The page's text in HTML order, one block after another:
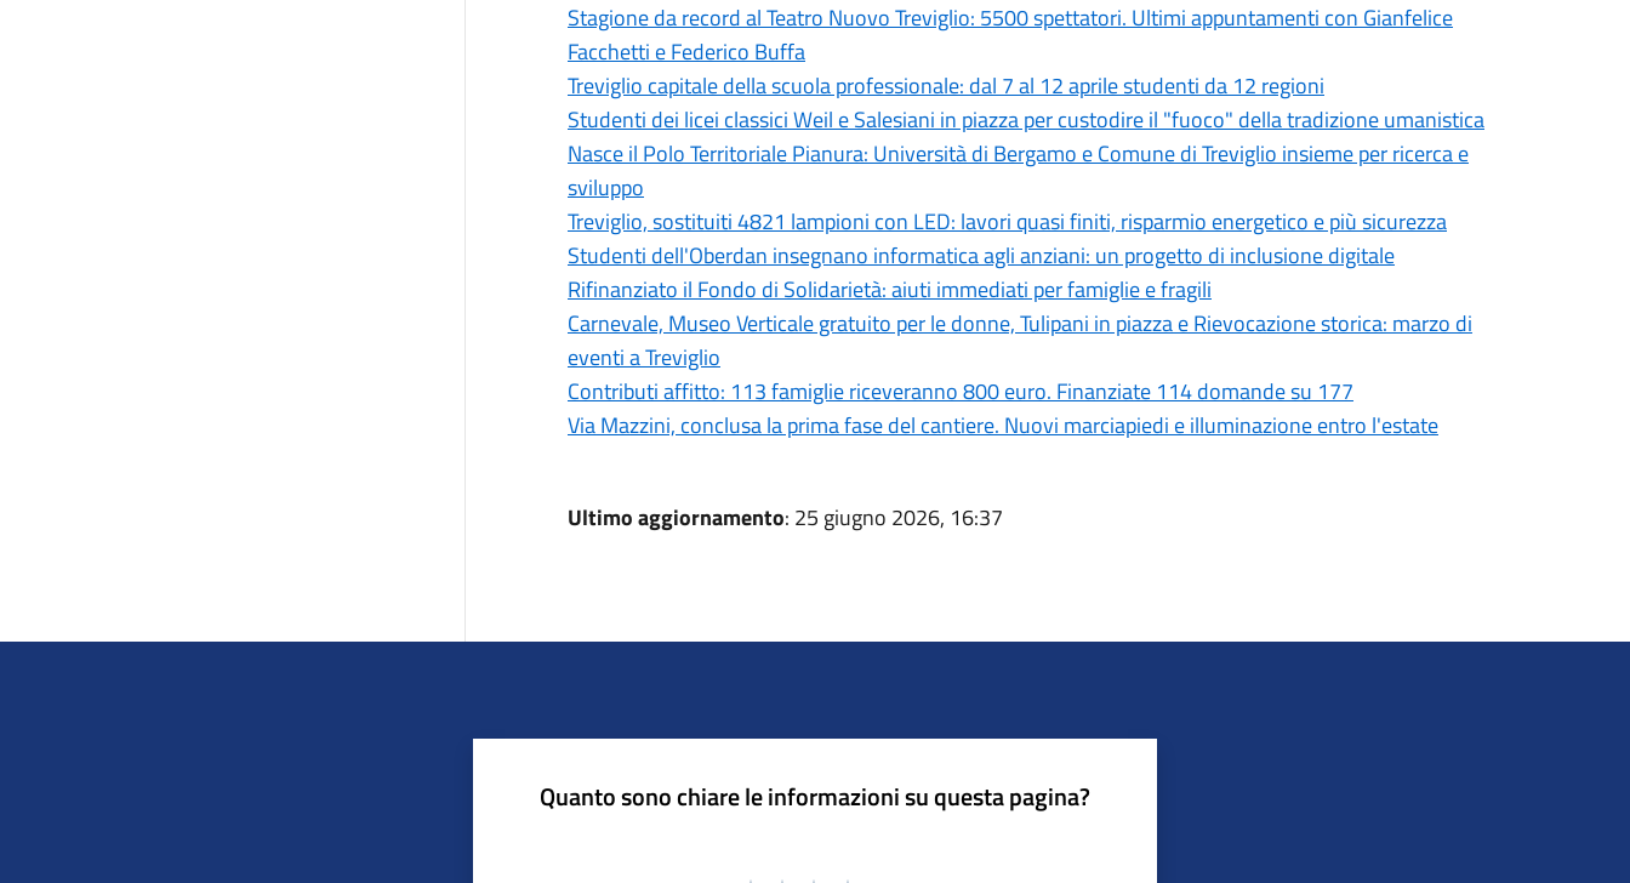
Stagione da record al Teatro Nuovo Treviglio: 5500 spettatori. Ultimi appuntamenti con Gianfelice
Facchetti e Federico Buffa
Treviglio capitale della scuola professionale: dal 7 al 12 aprile studenti da 12 regioni
Studenti dei licei classici Weil e Salesiani in piazza per custodire il "fuoco" della tradizione umanistica
Nasce il Polo Territoriale Pianura: Università di Bergamo e Comune di Treviglio insieme per ricerca e
sviluppo
Treviglio, sostituiti 4821 lampioni con LED: lavori quasi finiti, risparmio energetico e più sicurezza
Studenti dell'Oberdan insegnano informatica agli anziani: un progetto di inclusione digitale
Rifinanziato il Fondo di Solidarietà: aiuti immediati per famiglie e fragili
Carnevale, Museo Verticale gratuito per le donne, Tulipani in piazza e Rievocazione storica: marzo di
eventi a Treviglio
Contributi affitto: 113 famiglie riceveranno 800 euro. Finanziate 114 domande su 177
Via Mazzini, conclusa la prima fase del cantiere. Nuovi marciapiedi e illuminazione entro l'estate
Ultimo aggiornamento: 25 giugno 2026, 16:37
Quanto sono chiare le informazioni su questa pagina?